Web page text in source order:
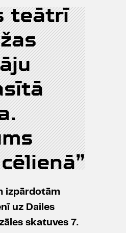
teātrī
izpārdotām
uz Dailes
skatuves 7.